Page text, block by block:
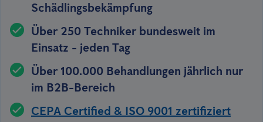
Schädlingsbekämpfung
Über 250 Techniker bundesweit im
Einsatz - jeden Tag
Über 100.000 Behandlungen jährlich nur
im B2B-Bereich
CEPA Certified & ISO 9001 zertifiziert